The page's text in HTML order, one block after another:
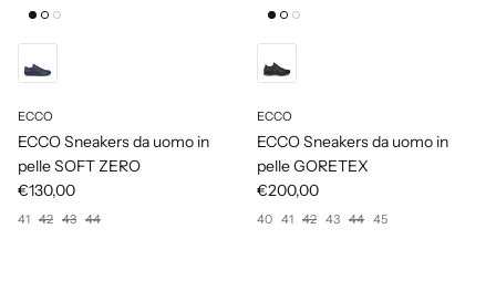
ECCO
ECCO Sneakers da uomo in
pelle SOFT ZERO
€130,00
41 42 43 44
ECCO
ECCO Sneakers da uomo in
pelle GORETEX
€200,00
40 41 42 43 44 45